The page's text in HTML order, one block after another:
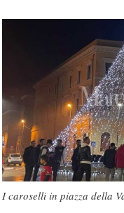
I caroselli in piazza della